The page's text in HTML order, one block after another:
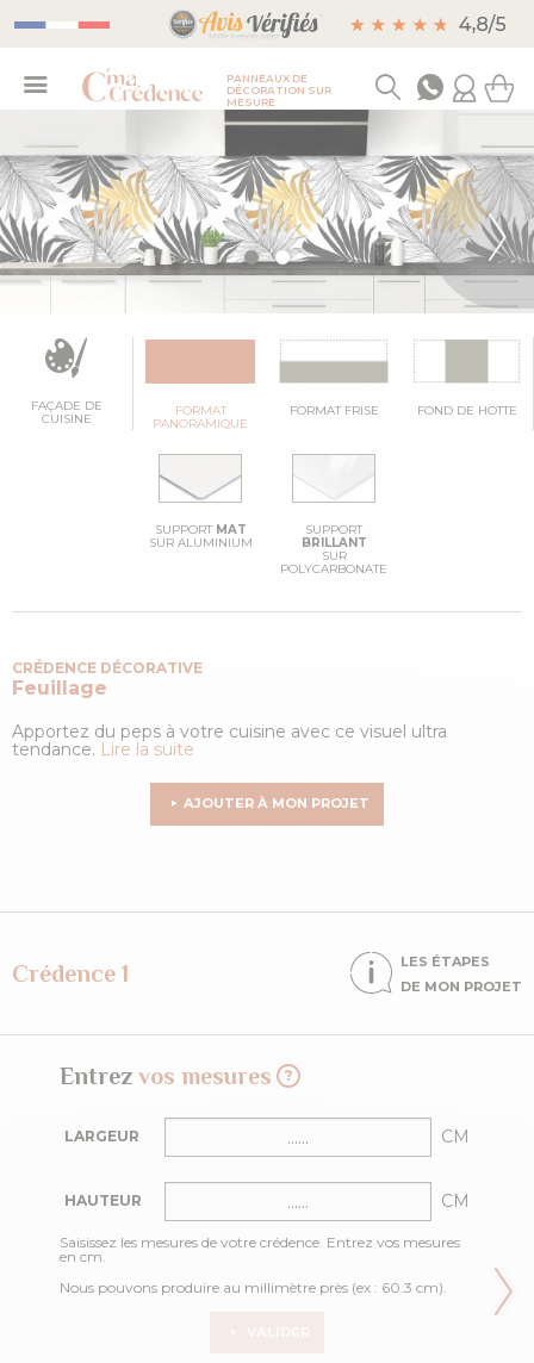
PANNEAUX DE
DÉCORATION SUR
MESURE
FAÇADE DE
CUISINE
FORMAT
PANORAMIQUE
FORMAT FRISE FOND DE HOTTE
SUPPORT MAT
SUR ALUMINIUM
SUPPORT
BRILLANT
SUR
POLYCARBONATE
CRÉDENCE DÉCORATIVE
Feuillage
Apportez du peps à votre cuisine avec ce visuel ultra
tendance. Lire la suite
AJOUTER À MON PROJET
Crédence 1
LES ÉTAPES
DE MON PROJET
Entrez vos mesures
LARGEUR CM
HAUTEUR CM
Saisissez les mesures de votre crédence. Entrez vos mesures
en cm.
Nous pouvons produire au millimètre près (ex : 60.3 cm).